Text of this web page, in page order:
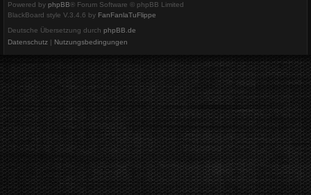
Powered by phpBB® Forum Software © phpBB Limited
BlackBoard style V.3.4.6 by FanFanlaTuFlippe
Deutsche Übersetzung durch phpBB.de
Datenschutz
Nutzungsbedingungen